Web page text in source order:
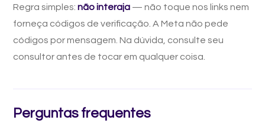
Regra simples: não interaja — não toque nos links nem
forneça códigos de verificação. A Meta não pede
códigos por mensagem. Na dúvida, consulte seu
consultor antes de tocar em qualquer coisa.
Perguntas frequentes